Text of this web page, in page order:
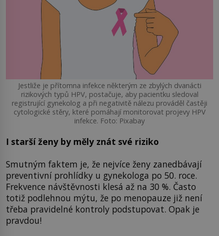
Jestliže je přítomna infekce některým ze zbylých dvanácti
rizikových typů HPV, postačuje, aby pacientku sledoval
registrující gynekolog a při negativitě nálezu prováděl častěji
cytologické stěry, které pomáhají monitorovat projevy HPV
infekce. Foto: Pixabay
I starší ženy by měly znát své riziko
Smutným faktem je, že nejvíce ženy zanedbávají
preventivní prohlídky u gynekologa po 50. roce.
Frekvence návštěvnosti klesá až na 30 %. Často
totiž podlehnou mýtu, že po menopauze již není
třeba pravidelné kontroly podstupovat. Opak je
pravdou!